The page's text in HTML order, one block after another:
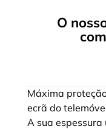
O
Máxima
ecrã do
A sua